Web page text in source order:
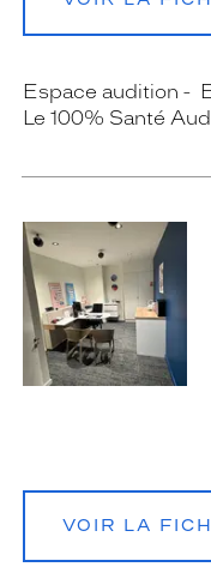
Espace audition
Le 100% Santé
VOIR LA